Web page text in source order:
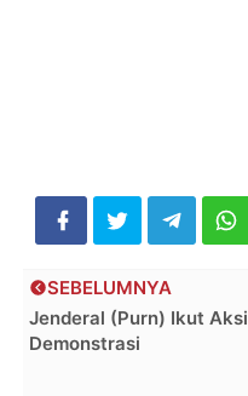
SEBELUMNYA
Jenderal (Purn) Ikut Aksi
Demonstrasi